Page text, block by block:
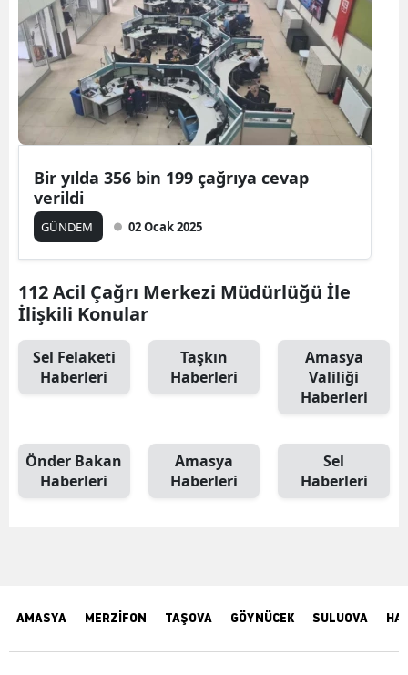
Bir yılda 356 bin 199 çağrıya cevap
verildi
GÜNDEM 02 Ocak 2025
112 Acil Çağrı Merkezi Müdürlüğü İle
İlişkili Konular
Sel Felaketi
Haberleri
Taşkın
Haberleri
Amasya
Valiliği
Haberleri
Önder Bakan
Haberleri
Amasya
Haberleri
Sel
Haberleri
AMASYA MERZİFON TAŞOVA GÖYNÜCEK SULUOVA